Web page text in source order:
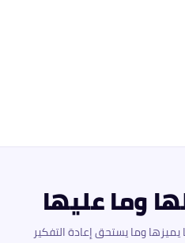
وما عليها
وما يستحق إعادة التفكير